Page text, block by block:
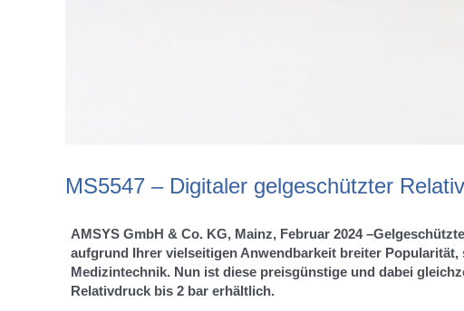
MS5547 – Digitaler gelgeschützter
AMSYS GmbH & Co. KG, Mainz, Februar 2024
aufgrund Ihrer vielseitigen Anwendbarkeit breiter Popularität,
Medizintechnik. Nun ist diese preisgünstige und dabei
Relativdruck bis 2 bar erhältlich.